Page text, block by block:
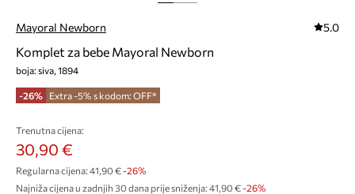
Mayoral Newborn 5.0
Komplet za bebe Mayoral Newborn
boja: siva, 1894
-26% Extra -5% s kodom: OFF*
Trenutna cijena:
30,90 €
Regularna cijena: 41,90 €-26%
Najniža cijena u zadnjih 30 dana prije sniženja: 41,90 € -26%